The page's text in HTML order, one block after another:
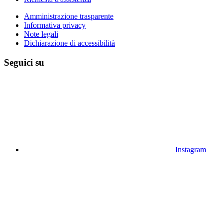
Amministrazione trasparente
Informativa privacy
Note legali
Dichiarazione di accessibilità
Seguici su
Instagram